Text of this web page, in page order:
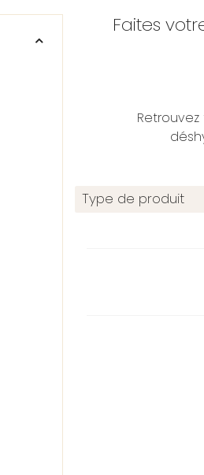
Faites
Type de produit